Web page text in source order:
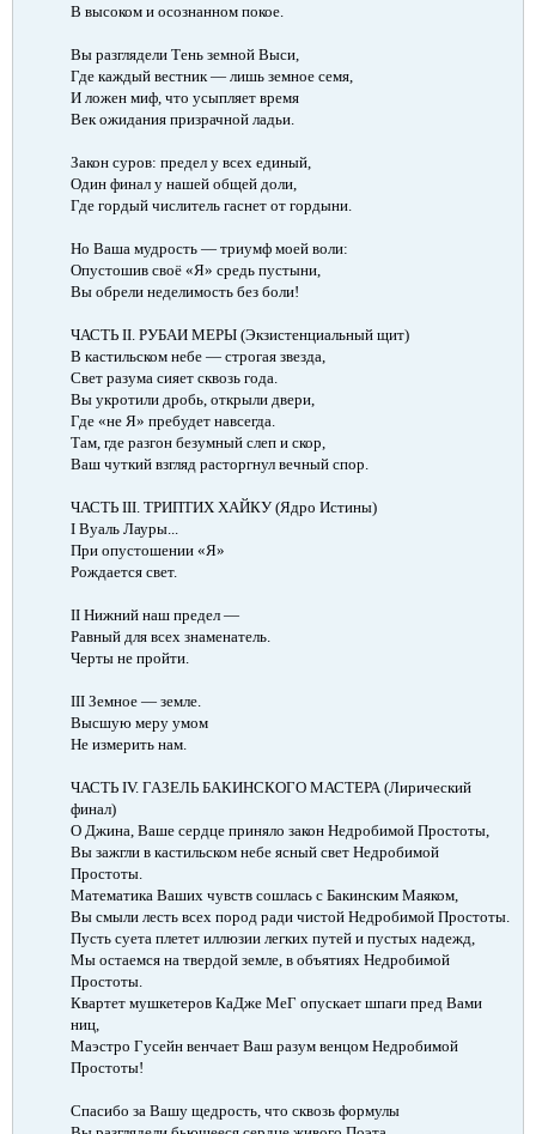
В высоком и осознанном покое.
Вы разглядели Тень земной Выси,
Где каждый вестник — лишь земное семя,
И ложен миф, что усыпляет время
Век ожидания призрачной ладьи.
Закон суров: предел у всех единый,
Один финал у нашей общей доли,
Где гордый числитель гаснет от гордыни.
Но Ваша мудрость — триумф моей воли:
Опустошив своё «Я» средь пустыни,
Вы обрели неделимость без боли!
ЧАСТЬ II. РУБАИ МЕРЫ (Экзистенциальный щит)​
В кастильском небе — строгая звезда,
Свет разума сияет сквозь года.
Вы укротили дробь, открыли двери,
Где «не Я» пребудет навсегда.
Там, где разгон безумный слеп и скор,
Ваш чуткий взгляд расторгнул вечный спор.
ЧАСТЬ III. ТРИПТИХ ХАЙКУ (Ядро Истины)​
I Вуаль Лауры...
При опустошении «Я»
Рождается свет.
II Нижний наш предел —
Равный для всех знаменатель.
Черты не пройти.
III Земное — земле.
Высшую меру умом
Не измерить нам.
ЧАСТЬ IV. ГАЗЕЛЬ БАКИНСКОГО МАСТЕРА (Лирический
финал)​
О Джина, Ваше сердце приняло закон Недробимой Простоты,
Вы зажгли в кастильском небе ясный свет Недробимой
Простоты.
Математика Ваших чувств сошлась с Бакинским Маяком,
Вы смыли лесть всех пород ради чистой Недробимой Простоты.
Пусть суета плетет иллюзии легких путей и пустых надежд,
Мы остаемся на твердой земле, в объятиях Недробимой
Простоты.
Квартет мушкетеров КаДже МеГ опускает шпаги пред Вами
ниц,
Маэстро Гусейн венчает Ваш разум венцом Недробимой
Простоты!
Спасибо за Вашу щедрость, что сквозь формулы